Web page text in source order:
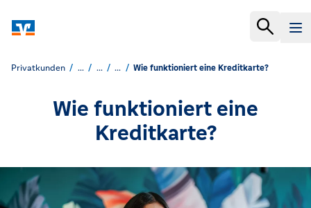
Privatkunden ... ... ... Wie funktioniert eine Kreditkarte?
Wie funktioniert eine
Kreditkarte?